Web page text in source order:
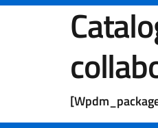
Catalogo Offerta formativa IRASE Nazionale in